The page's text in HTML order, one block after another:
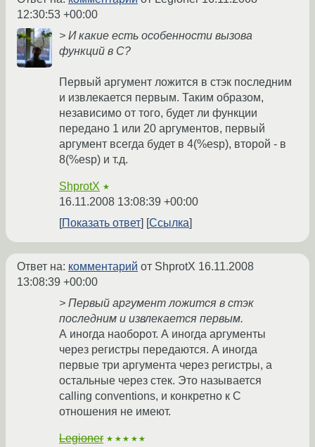
12:30:53 +00:00
> И какие есть особенности вызова
функций в С?
Первый аргумент ложится в стэк последним
и извлекается первым. Таким образом,
независимо от того, будет ли функции
передано 1 или 20 аргументов, первый
аргумент всегда будет в 4(%esp), второй - в
8(%esp) и т.д.
ShprotX ★
16.11.2008 13:08:39 +00:00
Показать ответ
Ссылка
Ответ на: комментарий от ShprotX 16.11.2008
13:08:39 +00:00
> Первый аргумент ложится в стэк
последним и извлекается первым.
А иногда наоборот. А иногда аргументы
через регистры передаются. А иногда
первые три аргумента через регистры, а
остальные через стек. Это называется
calling conventions, и конкретно к С
отношения не имеют.
Legioner ★★★★★